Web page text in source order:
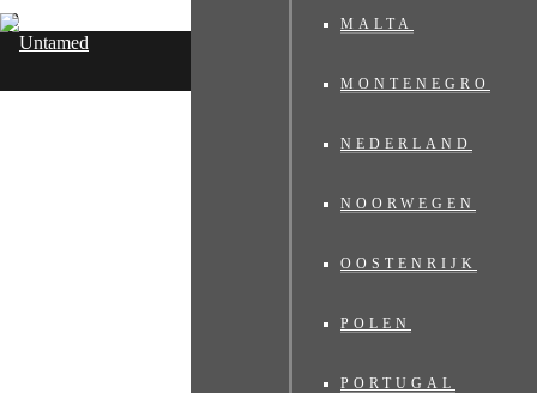
MALTA
MONTENEGRO
NEDERLAND
NOORWEGEN
OOSTENRIJK
POLEN
PORTUGAL